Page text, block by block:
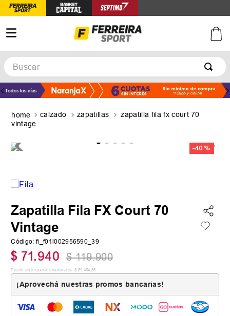
Buscar
calzado zapatillas
zapatilla fila fx court 70
vintage
-40 %
Zapatilla Fila FX Court 70
Vintage
Código: fi_f01l002956590_39
$ 71.940 $ 119.900
Precio sin impuestos nacionales: $ 59.454 ,55
¡Aprovechá nuestras promos bancarias!
TÉRMINOS MÁS BUSCADOS
2.
zapatillas